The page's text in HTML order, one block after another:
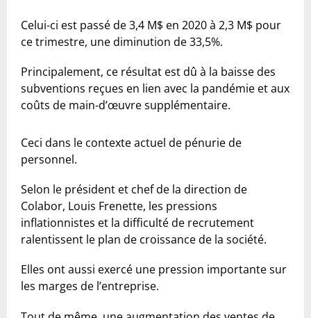
Celui-ci est passé de 3,4 M$ en 2020 à 2,3 M$ pour
ce trimestre, une diminution de 33,5%.
Principalement, ce résultat est dû à la baisse des
subventions reçues en lien avec la pandémie et aux
coûts de main-d’œuvre supplémentaire.
Ceci dans le contexte actuel de pénurie de
personnel.
Selon le président et chef de la direction de
Colabor, Louis Frenette, les pressions
inflationnistes et la difficulté de recrutement
ralentissent le plan de croissance de la société.
Elles ont aussi exercé une pression importante sur
les marges de l’entreprise.